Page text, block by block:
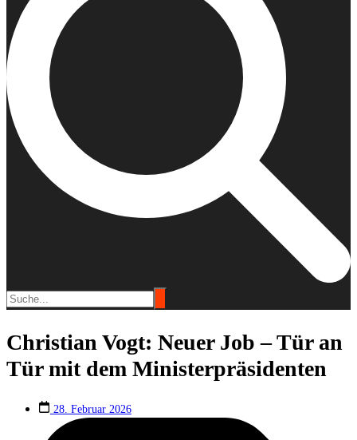
Christian Vogt: Neuer Job – Tür an
Tür mit dem Ministerpräsidenten
28. Februar 2026